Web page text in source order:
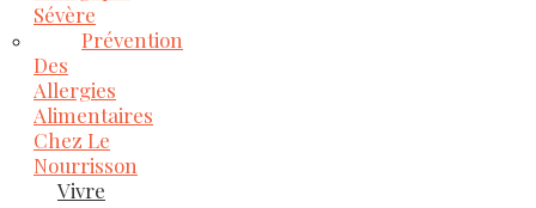
Sévère
Prévention
Des
Allergies
Alimentaires
Chez Le
Nourrisson
Vivre